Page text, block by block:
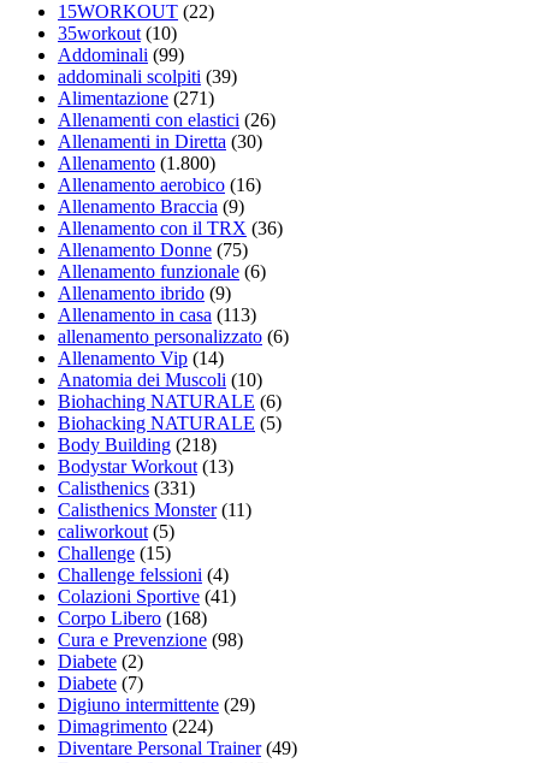
15WORKOUT (22)
35workout (10)
Addominali (99)
addominali scolpiti (39)
Alimentazione (271)
Allenamenti con elastici (26)
Allenamenti in Diretta (30)
Allenamento (1.800)
Allenamento aerobico (16)
Allenamento Braccia (9)
Allenamento con il TRX (36)
Allenamento Donne (75)
Allenamento funzionale (6)
Allenamento ibrido (9)
Allenamento in casa (113)
allenamento personalizzato (6)
Allenamento Vip (14)
Anatomia dei Muscoli (10)
Biohaching NATURALE (6)
Biohacking NATURALE (5)
Body Building (218)
Bodystar Workout (13)
Calisthenics (331)
Calisthenics Monster(11)
caliworkout (5)
Challenge (15)
Challenge felssioni (4)
Colazioni Sportive (41)
Corpo Libero (168)
Cura e Prevenzione (98)
Diabete (2)
Diabete (7)
Digiuno intermittente (29)
Dimagrimento (224)
Diventare Personal Trainer(49)